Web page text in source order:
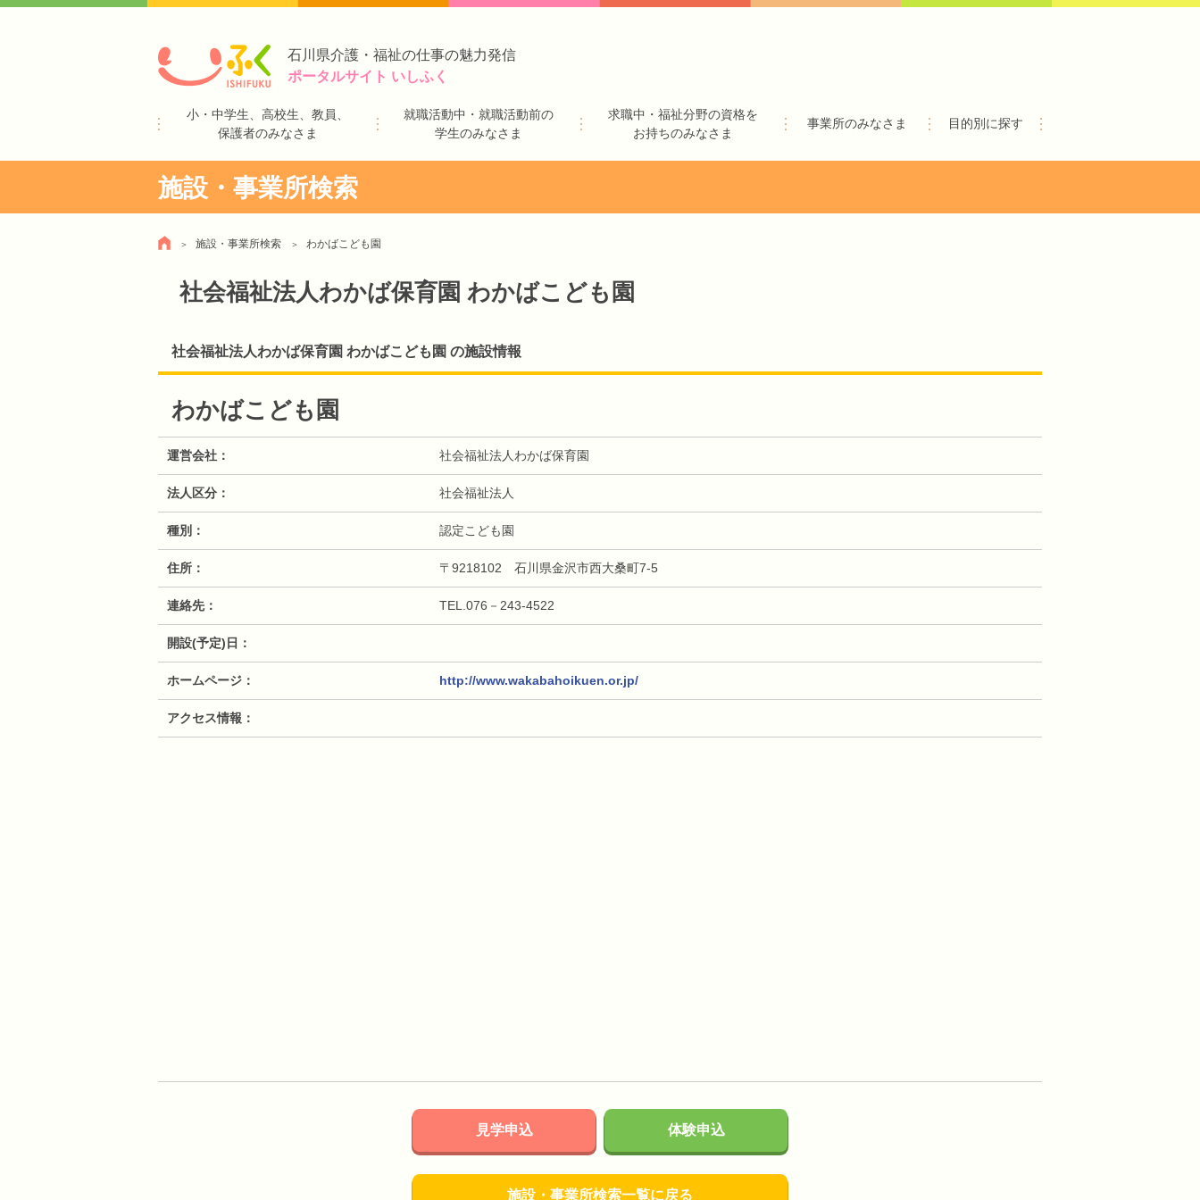
石川県介護・福祉の仕事の魅力発信
ポータルサイト いしふく
小・中学生、高校生、教員、
保護者のみなさま
就職活動中・就職活動前の
学生のみなさま
求職中・福祉分野の資格を
お持ちのみなさま
事業所のみなさま 目的別に探す
施設・事業所検索
施設・事業所検索 わかばこども園
社会福祉法人わかば保育園 わかばこども園
社会福祉法人わかば保育園 わかばこども園 の施設情報
わかばこども園
運営会社 社会福祉法人わかば保育園
法人区分 社会福祉法人
種別 認定こども園
住所 〒9218102 石川県金沢市西大桑町7-5
連絡先 TEL.076－243-4522
開設(予定)日
ホームページ http://www.wakabahoikuen.or.jp/
アクセス情報
見学申込 体験申込
施設・事業所検索一覧に戻る